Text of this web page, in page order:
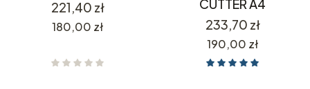
Cena
221,40 zł
Cena
180,00 zł
CUTTER A4
Cena
233,70 zł
Cena
190,00 zł